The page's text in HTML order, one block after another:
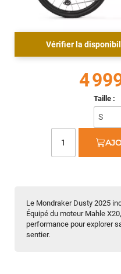
Le Mondraker Dusty 2025
Équipé du moteur Mahle
performance pour explorer
sentier.
Vérifier la
Taille :
4